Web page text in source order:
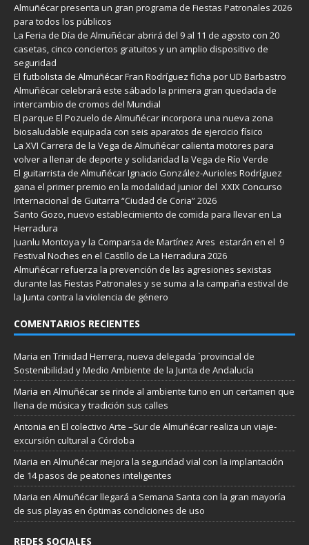
Almuñécar presenta un gran programa de Fiestas Patronales 2026
para todos los públicos
La Feria de Día de Almuñécar abrirá del 9 al 11 de agosto con 20
casetas, cinco conciertos gratuitos y un amplio dispositivo de
seguridad
El futbolista de Almuñécar Fran Rodríguez ficha por UD Barbastro
Almuñécar celebrará este sábado la primera gran quedada de
intercambio de cromos del Mundial
El parque El Pozuelo de Almuñécar incorpora una nueva zona
biosaludable equipada con seis aparatos de ejercicio físico
La XVI Carrera de la Vega de Almuñécar calienta motores para
volver a llenar de deporte y solidaridad la Vega de Río Verde
El guitarrista de Almuñécar Ignacio González-Aurioles Rodríguez
gana el primer premio en la modalidad junior del XXIX Concurso
Internacional de Guitarra “Ciudad de Coria” 2026
Santo Gozo, nuevo establecimiento de comida para llevar en La
Herradura
Juanlu Montoya y la Comparsa de Martínez Ares estarán en el 9
Festival Noches en el Castillo de La Herradura 2026
Almuñécar refuerza la prevención de las agresiones sexistas
durante las Fiestas Patronales y se suma a la campaña estival de
la Junta contra la violencia de género
COMENTARIOS RECIENTES
Maria en Trinidad Herrera, nueva delegada `provincial de
Sostenibilidad y Medio Ambiente de la Junta de Andalucía
Maria en Almuñécar se rinde al ambiente tuno en un certamen que
llena de música y tradición sus calles
Antonia en El colectivo Arte –Sur de Almuñécar realiza un viaje-
excursión cultural a Córdoba
Maria en Almuñécar mejora la seguridad vial con la implantación
de 14 pasos de peatones inteligentes
Maria en Almuñécar llegará a Semana Santa con la gran mayoría
de sus playas en óptimas condiciones de uso
REDES SOCIALES